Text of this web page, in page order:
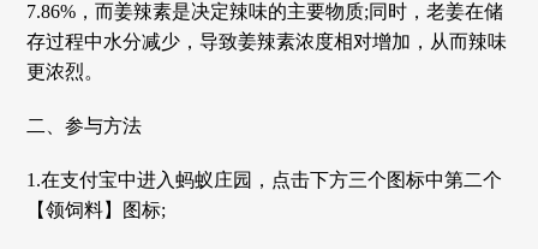
7.86%‌，而姜辣素是决定辣味的主要物质;同时，老姜在储
存过程中水分减少，导致姜辣素浓度相对增加，从而辣味
更浓烈。‌
二、参与方法
1.在支付宝中进入蚂蚁庄园，点击下方三个图标中第二个
【领饲料】图标;